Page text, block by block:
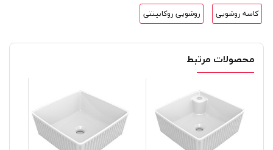
کاسه روشویی روشویی روکابینتی
محصولات مرتبط